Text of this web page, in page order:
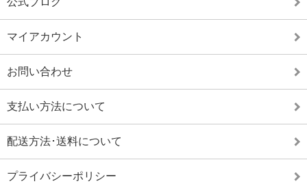
マイアカウント
お問い合わせ
支払い方法について
配送方法･送料について
プライバシーポリシー